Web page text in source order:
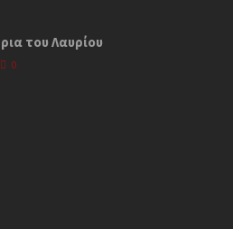
του Λαυρίου
0